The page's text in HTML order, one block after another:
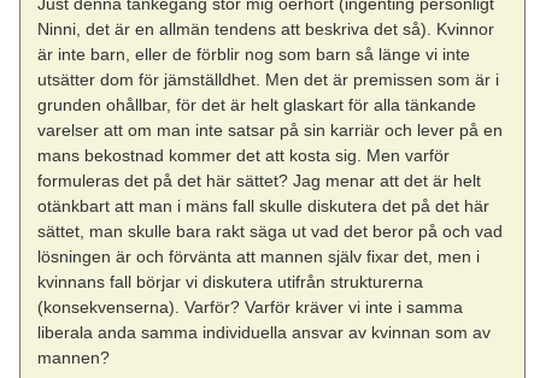
Just denna tankegång stör mig oerhört (ingenting personligt
Ninni, det är en allmän tendens att beskriva det så). Kvinnor
är inte barn, eller de förblir nog som barn så länge vi inte
utsätter dom för jämställdhet. Men det är premissen som är i
grunden ohållbar, för det är helt glaskart för alla tänkande
varelser att om man inte satsar på sin karriär och lever på en
mans bekostnad kommer det att kosta sig. Men varför
formuleras det på det här sättet? Jag menar att det är helt
otänkbart att man i mäns fall skulle diskutera det på det här
sättet, man skulle bara rakt säga ut vad det beror på och vad
lösningen är och förvänta att mannen själv fixar det, men i
kvinnans fall börjar vi diskutera utifrån strukturerna
(konsekvenserna). Varför? Varför kräver vi inte i samma
liberala anda samma individuella ansvar av kvinnan som av
mannen?